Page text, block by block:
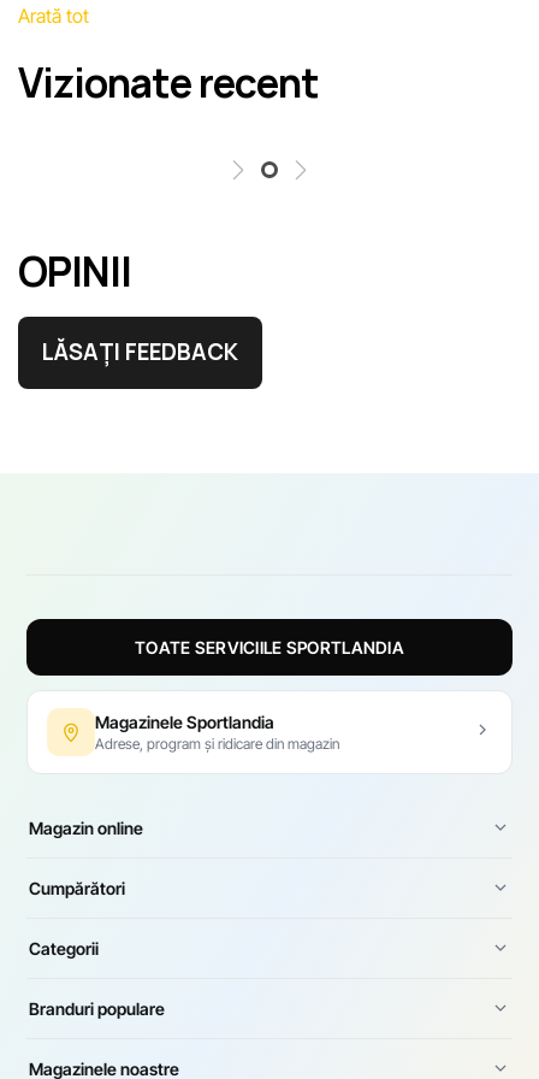
erori în cel mai scurt termen rezonabil.
Arată tot
Vizionate recent
OPINII
LĂSAȚI FEEDBACK
TOATE SERVICIILE SPORTLANDIA
Magazinele Sportlandia
Adrese, program și ridicare din magazin
Magazin online
Cumpărători
Categorii
Branduri populare
Magazinele noastre